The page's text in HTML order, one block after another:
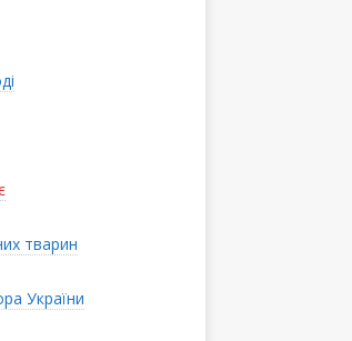
тварин
України